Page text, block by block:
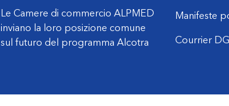
Le Camere di commercio ALPMED
inviano la loro posizione comune
sul futuro del programma Alcotra
Manifeste
Courrier